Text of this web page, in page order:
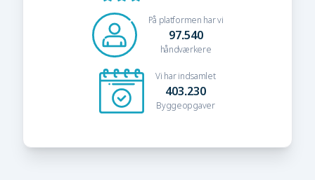
På platformen har vi
97.540
håndværkere
Vi har indsamlet
403.230
Byggeopgaver